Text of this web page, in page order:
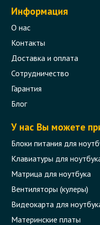
Информация
О нас
Контакты
Доставка и оплата
Сотрудничество
Гарантия
Блог
У нас Вы можете
Блоки питания для
Клавиатуры для
Матрица для ноутбука
Вентиляторы (кулеры)
Видеокарта для
Материнские платы